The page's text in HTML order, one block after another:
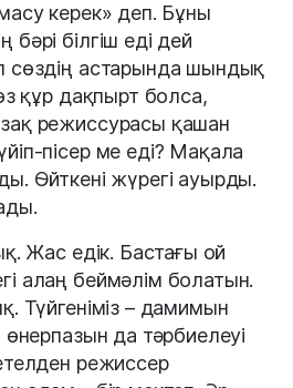
керек» деп. Бұны
бәрі білгіш еді дей
сөздің астарында шындық
құр дақпырт болса,
режиссурасы қашан
пісер ме еді? Мақала
Өйткені жүрегі ауырды.
Жас едік. Бастағы ой
алаң беймәлім болатын.
Түйгеніміз – дамимын
өнерпазын да тәрбиелеуі
режиссер